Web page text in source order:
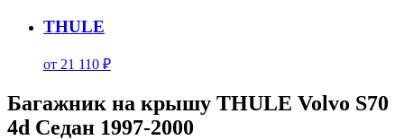
THULE
от 21 110 ₽
Багажник на крышу THULE Volvo S70
4d Седан 1997-2000